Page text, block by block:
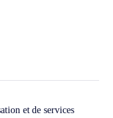
et de services